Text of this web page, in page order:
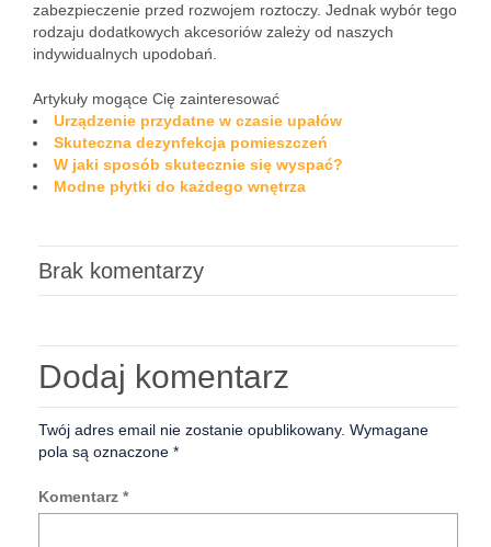
zabezpieczenie przed rozwojem roztoczy. Jednak wybór tego
rodzaju dodatkowych akcesoriów zależy od naszych
indywidualnych upodobań.
Artykuły mogące Cię zainteresować
Urządzenie przydatne w czasie upałów
Skuteczna dezynfekcja pomieszczeń
W jaki sposób skutecznie się wyspać?
Modne płytki do każdego wnętrza
Brak komentarzy
Dodaj komentarz
Twój adres email nie zostanie opublikowany. Wymagane
pola są oznaczone *
Komentarz *